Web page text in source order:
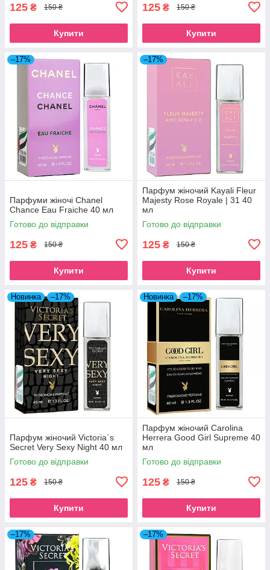
125 ₴ 150 ₴
Купити
125 ₴ 150 ₴
Купити
–17%
Парфуми жіночі Chanel
Chance Eau Fraiche 40 мл
Готово до відправки
125 ₴ 150 ₴
Купити
–17%
Парфум жіночий Kayali Fleur
Majesty Rose Royale | 31 40
мл
Готово до відправки
125 ₴ 150 ₴
Купити
Новинка –17%
Парфум жіночий Victoria`s
Secret Very Sexy Night 40 мл
Готово до відправки
125 ₴ 150 ₴
Купити
Новинка –17%
Парфум жіночий Carolina
Herrera Good Girl Supreme 40
мл
Готово до відправки
125 ₴ 150 ₴
Купити
–17% –17%